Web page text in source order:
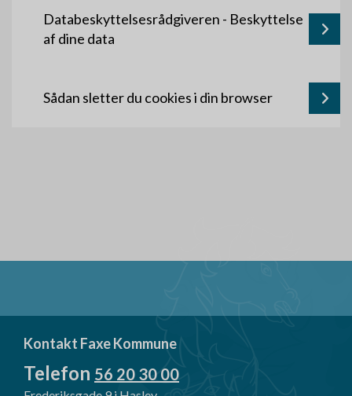
Databeskyttelsesrådgiveren - Beskyttelse
af dine data
Sådan sletter du cookies i din browser
Kontakt Faxe Kommune
Telefon 56 20 30 00